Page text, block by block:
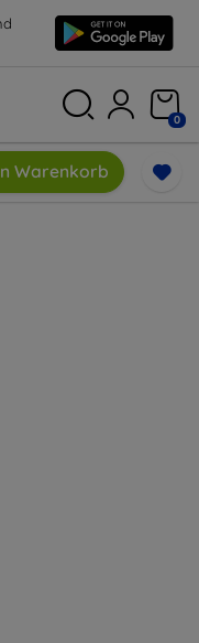
0
Warenkorb